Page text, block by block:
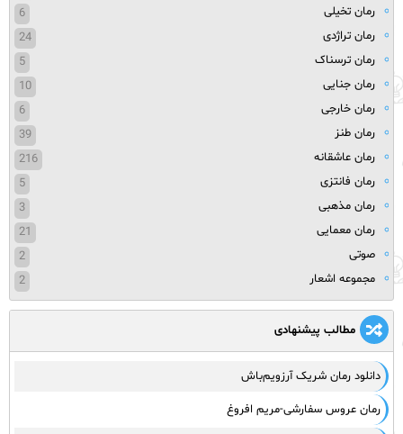
رمان تخیلی
6
رمان تراژدی
24
رمان ترسناک
5
رمان جنایی
10
رمان خارجی
6
رمان طنز
39
رمان عاشقانه
216
رمان فانتزی
5
رمان مذهبی
3
رمان معمایی
21
صوتی
2
مجموعه اشعار
2
مطالب پیشنهادی
دانلود رمان شریک آرزویم‌باش
رمان عروس سفارشی-مریم افروغ